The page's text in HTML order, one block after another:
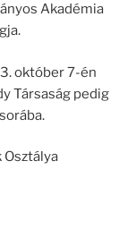
Akadémia
október 7-én
Társaság pedig
Osztálya